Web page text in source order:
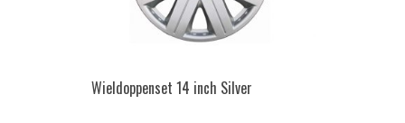
Wieldoppenset 14 inch Silver